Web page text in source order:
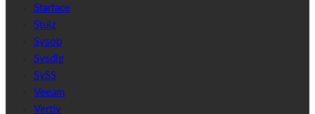
Starface
Stulz
Sysob
Sysdig
SySS
Veeam
Vertiv